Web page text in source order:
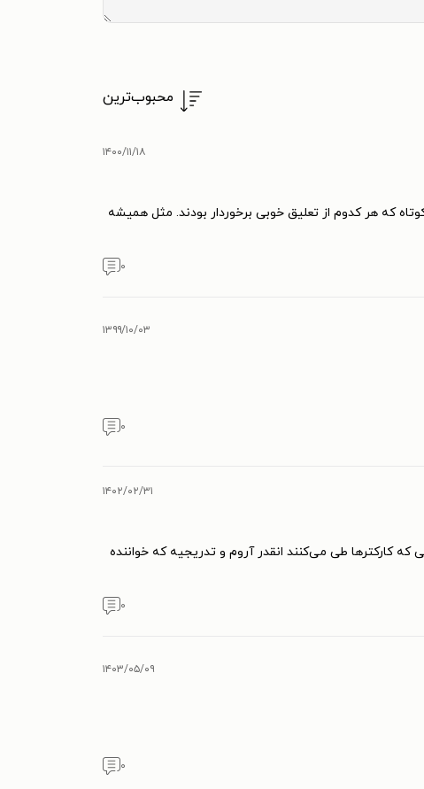
محبوب‌ترین
۱۴۰۰/۱۱/۱۸
که هر کدوم از تعلیق خوبی برخوردار بودند. مثل همیشه
۰
۱۳۹۹/۱۰/۰۳
۰
۱۴۰۲/۰۲/۳۱
کارکتر‌ها طی می‌کنند انقدر آروم و تدریجیه که خواننده
۰
۱۴۰۳/۰۵/۰۹
۰